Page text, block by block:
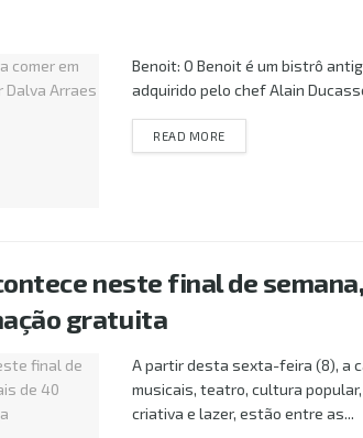
Benoit: O Benoit é um bistrô
adquirido pelo chef Alain
READ MOREDETAILS
neste final de
gratuita
A partir desta sexta-feira (8), a
musicais, teatro, cultura
criativa e lazer, estão entre as...